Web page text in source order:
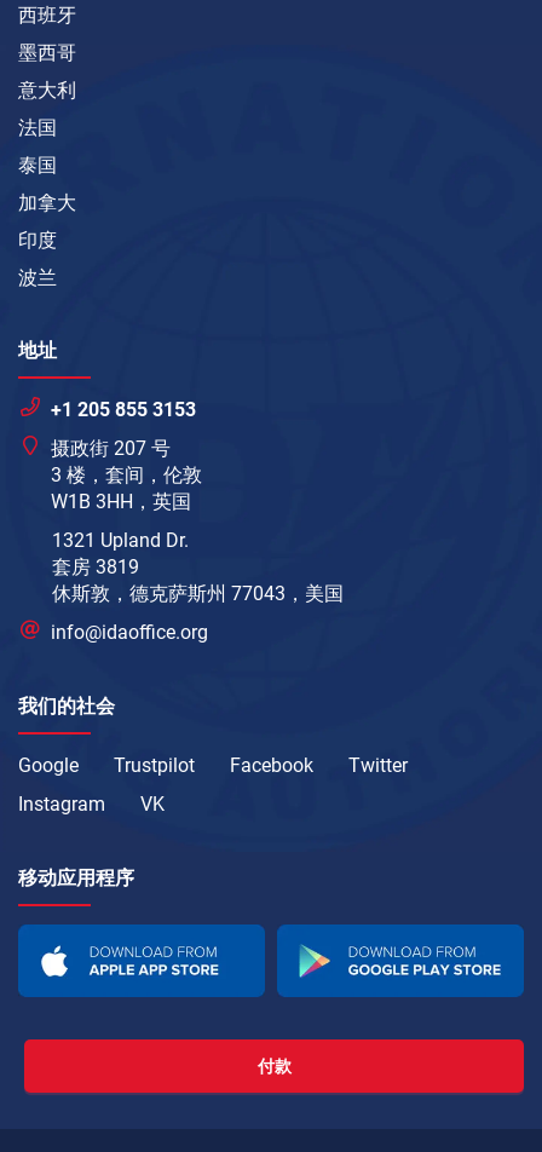
西班牙
墨西哥
意大利
法国
泰国
加拿大
印度
波兰
地址
+1 205 855 3153
摄政街 207 号
3 楼，套间，伦敦
W1B 3HH，英国
1321 Upland Dr.
套房 3819
休斯敦，德克萨斯州 77043，美国
info@idaoffice.org
我们的社会
Google Trustpilot Facebook
Twitter
Instagram
VK
移动应用程序
付款